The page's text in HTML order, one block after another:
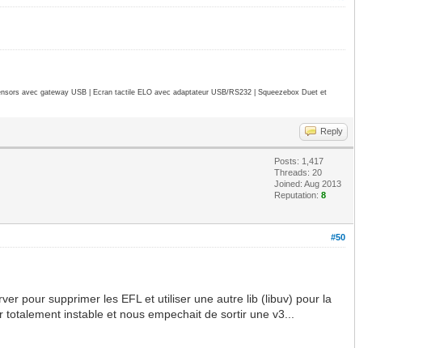
avec gateway USB | Ecran tactile ELO avec adaptateur USB/RS232 | Squeezebox Duet et
Reply
Posts: 1,417
Threads: 20
Joined: Aug 2013
Reputation:8
#50
pour supprimer les EFL et utiliser une autre lib (libuv) pour la
instable et nous empechait de sortir une v3...